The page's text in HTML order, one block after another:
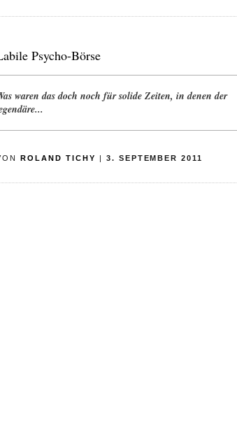
Psycho-Börse
waren das doch noch für solide Zeiten, in denen der
ROLAND TICHY | 3. SEPTEMBER 2011